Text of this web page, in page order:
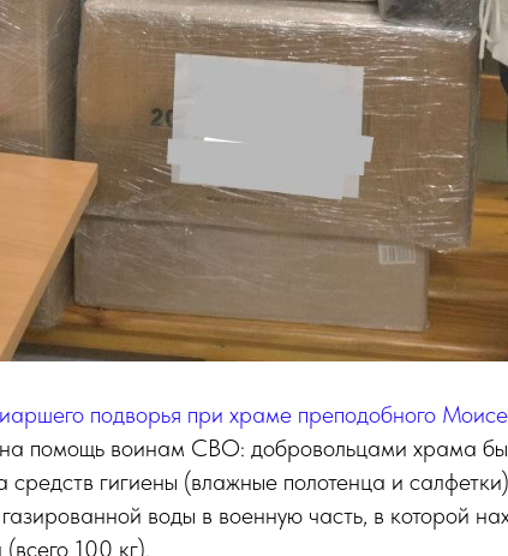
подворья при храме преподобного
помощь воинам СВО: добровольцами храма
средств гигиены (влажные полотенца и
воды в военную часть, в которой
100 кг).